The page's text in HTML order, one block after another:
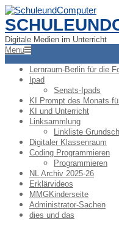
Skip
to
content
Digitale Medien im Unterricht
Primary
Menu
Menu
Lernraum-Berlin für die
Ipad
Senats-Ipads
KI Prompt des Monats
KI und Unterricht
Linksammlung
Linkliste
Digitaler Klassenraum
Coding Programmieren
Programmieren
NL Archiv 2025-26
Erklärvideos
MMGKinderseite
Administrator-Sachen
dies und das